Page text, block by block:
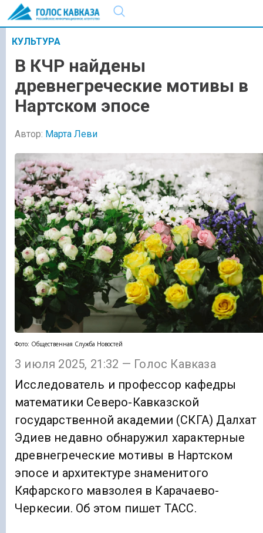
КУЛЬТУРА
В КЧР найдены
древнегреческие мотивы в
Нартском эпосе
Автор: Марта Леви
Фото: Общественная Служба Новостей
3 июля 2025, 21:32 — Голос Кавказа
Исследователь и профессор кафедры
математики Северо-Кавказской
государственной академии (СКГА) Далхат
Эдиев недавно обнаружил характерные
древнегреческие мотивы в Нартском
эпосе и архитектуре знаменитого
Кяфарского мавзолея в Карачаево-
Черкесии. Об этом пишет ТАСС.